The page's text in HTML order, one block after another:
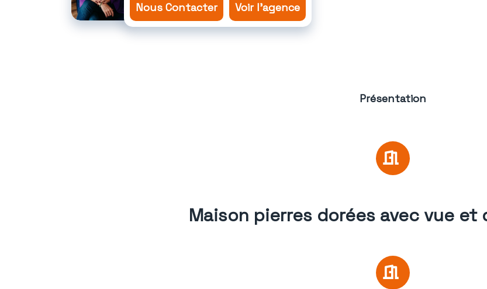
Nous Contacter
Voir l'agence
Présentation
Maison pierres dorées avec vue et